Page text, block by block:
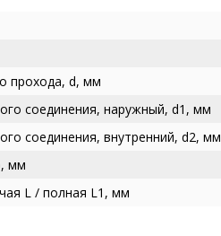
прохода, d, мм
соединения, наружный, d1, мм
соединения, внутренний, d2, мм
мм
L / полная L1, мм